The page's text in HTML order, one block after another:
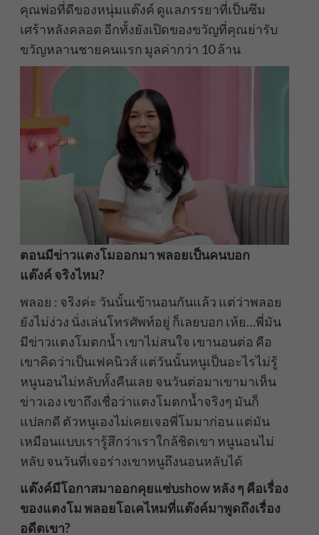
คุณพ่อที่ดีของหนุ่มแต๊งค์ ดูแลภรรยาที่เป็นซึม
เศร้าหลังคลอด อีกทั้งยังเปิดของขวัญที่คุณย่ารับ
ขวัญหลานชายคนแรก มูลค่ากว่า 10 ล้าน
ตอนมีข่าวแตงโมออกมา พลอยเป็นคนบอก
แต๊งค์ จริงไหม?
พลอย : จริงค่ะ วันนั้นเข้านอนกันแล้ว แต่ว่าพลอย
ยังไม่ง่วง นั่งเล่นโทรศัพท์อยู่ ก็เลยบอก เห้ย…พี่มัน
มีข่าวแตงโมตกน้ำ เขาไม่สนใจ เขานอนต่อ คือ
เขาคิดว่าเป็นเฟคนิวส์ แต่วันนั้นหนูเป็นอะไรไม่รู้
หนูนอนไม่หลับทั้งคืนเลย จนวันต่อมาเขามาเห็น
ข่าวเอง เขาถึงเชื่อว่าแตงโมตกน้ำจริงๆ มันก็
แปลกดี ตัวหนูเองไม่เคยเจอพี่โมมาก่อน แต่มัน
เหมือนแบบเรารู้สึกว่าเราใกล้ชิดเขา หนูนอนไม่
หลับ จนวันที่เจอร่างเขาหนูถึงนอนหลับได้
แต๊งค์มีโอกาสมาออกคุยแซ่บshow หลัง ๆ คือเรื่อง
ของแตงโม พลอยโอเคไหมที่แต๊งค์มาพูดถึงเรื่อง
อดีตเขา?